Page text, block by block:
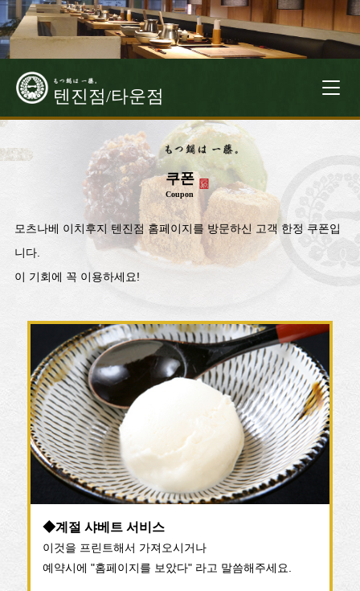
T
l
a
v
g
텐진점/타운점
쿠폰
Coupon
모츠나베 이치후지 텐진점 홈페이지를 방문하신 고객 한정 쿠폰입
니다.
이 기회에 꼭 이용하세요!
◆계절 샤베트 서비스
이것을 프린트해서 가져오시거나
예약시에 "홈페이지를 보았다" 라고 말씀해주세요.